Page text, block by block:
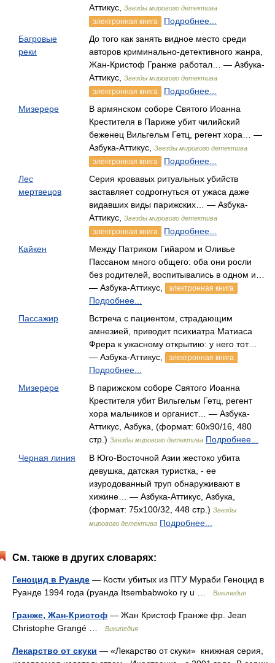
Аттикус,
Звезды мирового детектива
электронная книга
Подробнее...
Багровые
реки
До того как занять видное место среди
авторов криминально-детективного жанра,
Жан-Кристоф Гранже работал… — Азбука-
Аттикус,
Звезды мирового детектива
электронная книга
Подробнее...
Мизерере
В армянском соборе Святого Иоанна
Крестителя в Париже убит чилийский
беженец Вильгельм Гетц, регент хора… —
Азбука-Аттикус,
Звезды мирового детектива
электронная книга
Подробнее...
Лес
мертвецов
Серия кровавых ритуальных убийств
заставляет содрогнуться от ужаса даже
видавших виды парижских… — Азбука-
Аттикус,
Звезды мирового детектива
электронная книга
Подробнее...
Кайкен
Между Патриком Гийаром и Оливье
Пассаном много общего: оба они росли
без родителей, воспитывались в одном и…
— Азбука-Аттикус,
электронная книга
Подробнее...
Пассажир
Встреча с пациентом, страдающим
амнезией, приводит психиатра Матиаса
Фрера к ужасному открытию: у него тот…
— Азбука-Аттикус,
электронная книга
Подробнее...
Мизерере
В парижском соборе Святого Иоанна
Крестителя убит Вильгельм Гетц, регент
хора мальчиков и органист… — Азбука-
Аттикус, Азбука, (формат: 60x90/16, 480
стр.) Звезды мирового детектива Подробнее...
Черная линия
В Юго-Восточной Азии жестоко убита
девушка, датская туристка, - ее
изуродованный труп обнаруживают в
хижине… — Азбука-Аттикус, Азбука,
(формат: 75x100/32, 448 стр.) Звезды
мирового детектива Подробнее...
См. также в других словарях:
Геноцид в Руанде — Кости убитых из ПТУ Мураби Геноцид в
Руанде 1994 года (руанда Itsembabwoko ry u …
Википедия
Гранже, Жан-Кристоф — Жан Кристоф Гранже фр. Jean
Christophe Grangé …
Википедия
Лекарство от скуки — «Лекарство от скуки» книжная серия,